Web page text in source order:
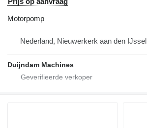
Motorpomp
Nederland, Nieuwerkerk aan den IJssel
Duijndam Machines